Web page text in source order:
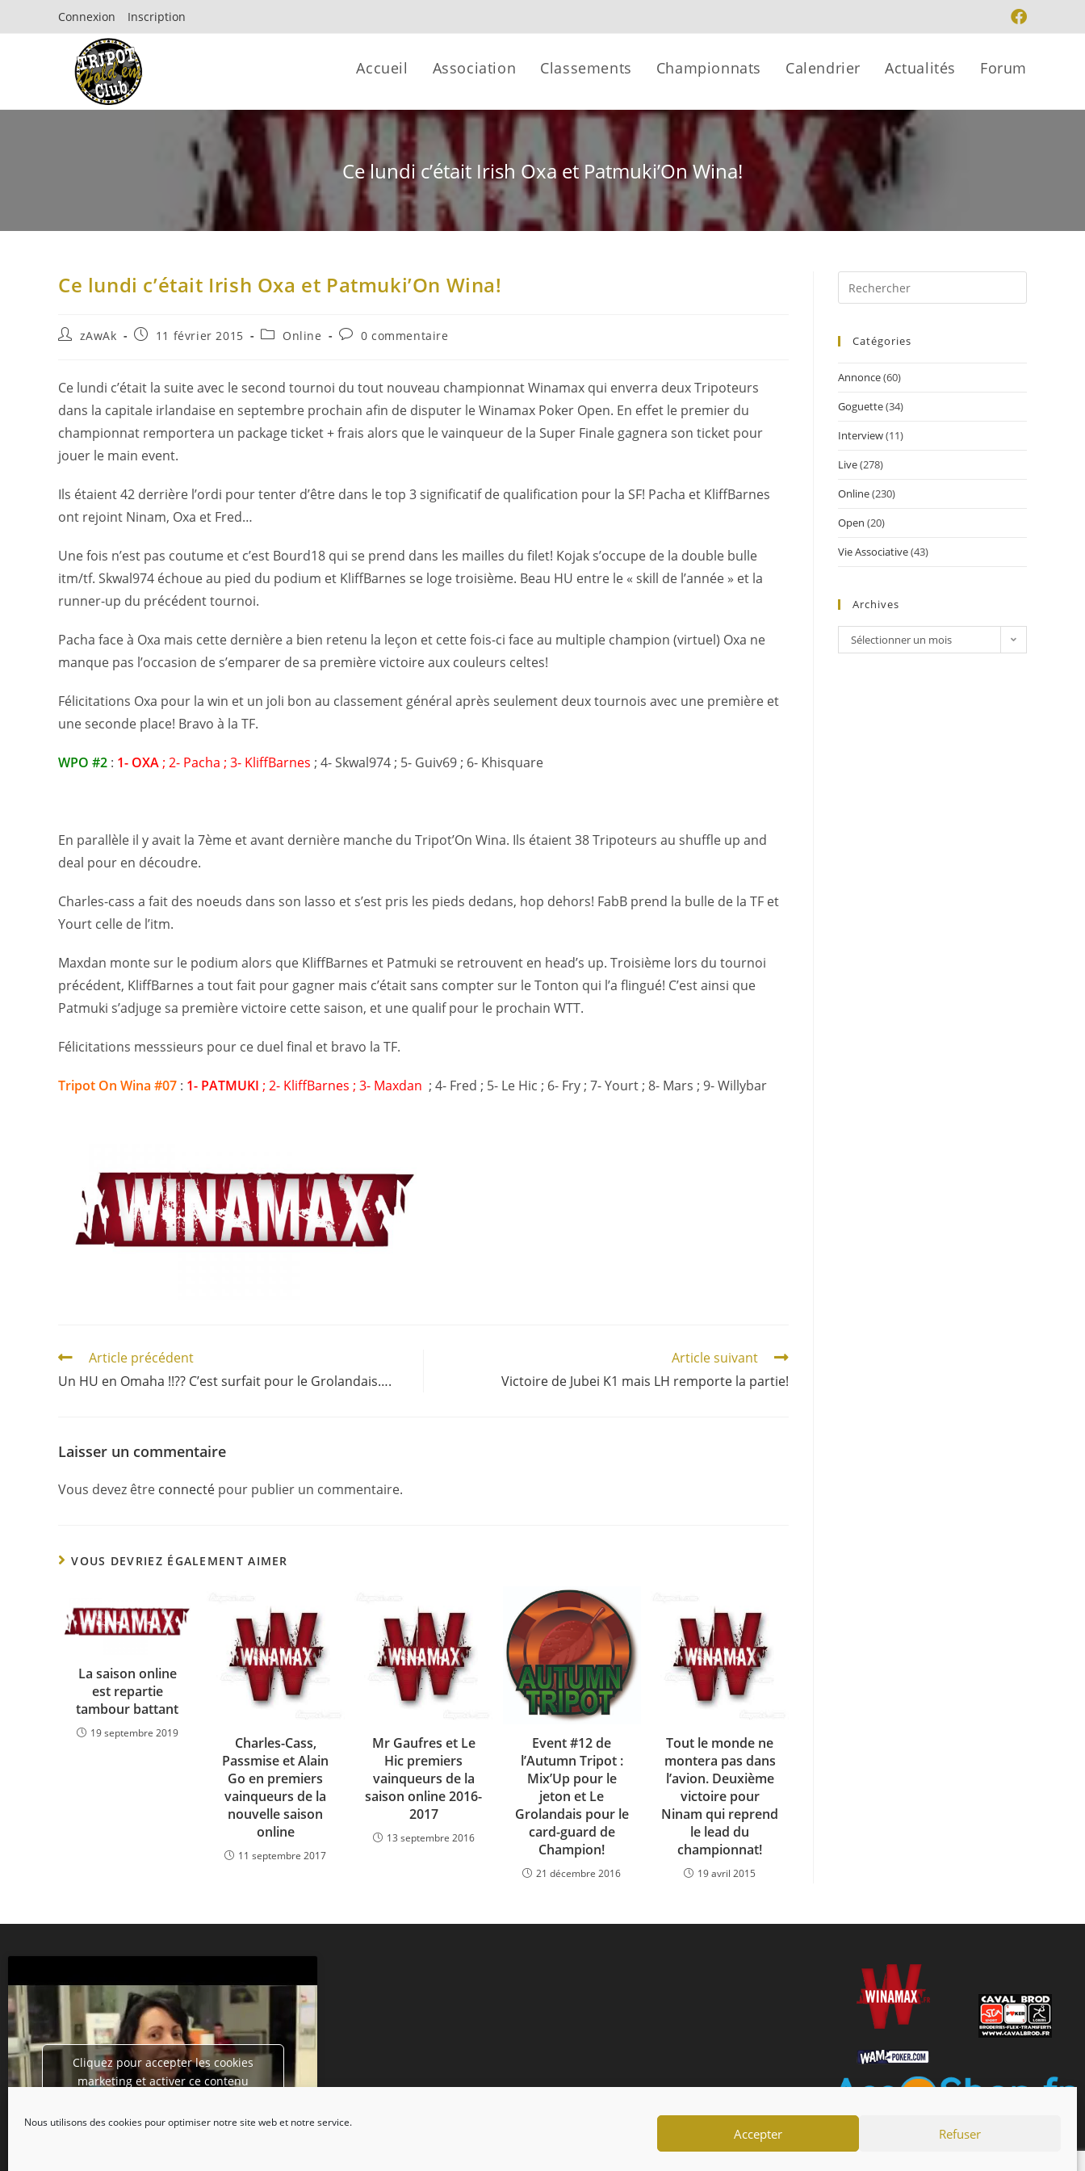
Nous utilisons des cookies pour optimiser notre site web et notre service.
Accepter Refuser
Connexion Inscription
Accueil Association Classements Championnats Calendrier Actualités Forum
Ce lundi c’était Irish Oxa et Patmuki’On Wina!
Ce lundi c’était Irish Oxa et Patmuki’On Wina!
zAwAk 11 février 2015 Online 0 commentaire
Ce lundi c’était la suite avec le second tournoi du tout nouveau championnat Winamax qui enverra deux Tripoteurs
dans la capitale irlandaise en septembre prochain afin de disputer le Winamax Poker Open. En effet le premier du
championnat remportera un package ticket + frais alors que le vainqueur de la Super Finale gagnera son ticket pour
jouer le main event.
Ils étaient 42 derrière l’ordi pour tenter d’être dans le top 3 significatif de qualification pour la SF! Pacha et KliffBarnes
ont rejoint Ninam, Oxa et Fred…
Une fois n’est pas coutume et c’est Bourd18 qui se prend dans les mailles du filet! Kojak s’occupe de la double bulle
itm/tf. Skwal974 échoue au pied du podium et KliffBarnes se loge troisième. Beau HU entre le « skill de l’année » et la
runner-up du précédent tournoi.
Pacha face à Oxa mais cette dernière a bien retenu la leçon et cette fois-ci face au multiple champion (virtuel) Oxa ne
manque pas l’occasion de s’emparer de sa première victoire aux couleurs celtes!
Félicitations Oxa pour la win et un joli bon au classement général après seulement deux tournois avec une première et
une seconde place! Bravo à la TF.
WPO #2 : 1- OXA ; 2- Pacha ; 3- KliffBarnes ; 4- Skwal974 ; 5- Guiv69 ; 6- Khisquare
En parallèle il y avait la 7ème et avant dernière manche du Tripot’On Wina. Ils étaient 38 Tripoteurs au shuffle up and
deal pour en découdre.
Charles-cass a fait des noeuds dans son lasso et s’est pris les pieds dedans, hop dehors! FabB prend la bulle de la TF et
Yourt celle de l’itm.
Maxdan monte sur le podium alors que KliffBarnes et Patmuki se retrouvent en head’s up. Troisième lors du tournoi
précédent, KliffBarnes a tout fait pour gagner mais c’était sans compter sur le Tonton qui l’a flingué! C’est ainsi que
Patmuki s’adjuge sa première victoire cette saison, et une qualif pour le prochain WTT.
Félicitations messsieurs pour ce duel final et bravo la TF.
Tripot On Wina #07 : 1- PATMUKI ; 2- KliffBarnes ; 3- Maxdan ; 4- Fred ; 5- Le Hic ; 6- Fry ; 7- Yourt ; 8- Mars ; 9- Willybar
Article précédent
Un HU en Omaha !!?? C’est surfait pour le Grolandais….
Article suivant
Victoire de Jubei K1 mais LH remporte la partie!
Laisser un commentaire
Vous devez être connecté pour publier un commentaire.
VOUS DEVRIEZ ÉGALEMENT AIMER
La saison online
est repartie
tambour battant
19 septembre 2019
Charles-Cass,
Passmise et Alain
Go en premiers
vainqueurs de la
nouvelle saison
online
11 septembre 2017
Mr Gaufres et Le
Hic premiers
vainqueurs de la
saison online 2016-
2017
13 septembre 2016
Event #12 de
l’Autumn Tripot :
Mix’Up pour le
jeton et Le
Grolandais pour le
card-guard de
Champion!
21 décembre 2016
Tout le monde ne
montera pas dans
l’avion. Deuxième
victoire pour
Ninam qui reprend
le lead du
championnat!
19 avril 2015
Catégories
Annonce(60)
Goguette(34)
Interview(11)
Live(278)
Online(230)
Open (20)
Vie Associative(43)
Archives
Sélectionner un mois
Cliquez pour accepter les cookies
marketing et activer ce contenu